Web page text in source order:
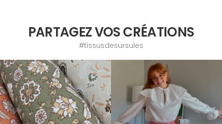
PARTAGEZ VOS CRÉATIONS
#tissusdesursules